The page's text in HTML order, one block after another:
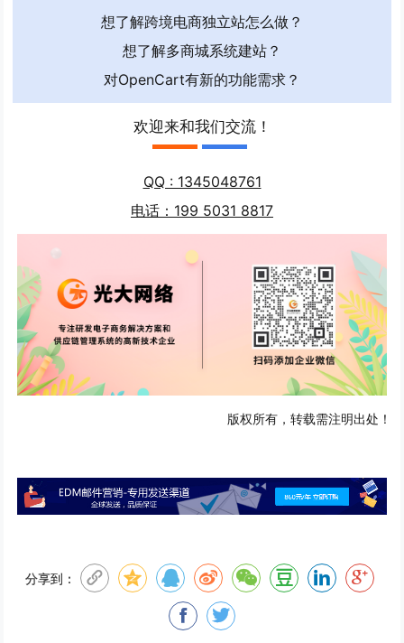
想了解跨境电商独立站怎么做？
想了解多商城系统建站？
对OpenCart有新的功能需求？
欢迎来和我们交流！
QQ : 1345048761
电话：199 5031 8817
版权所有，转载需注明出处！
分享到：